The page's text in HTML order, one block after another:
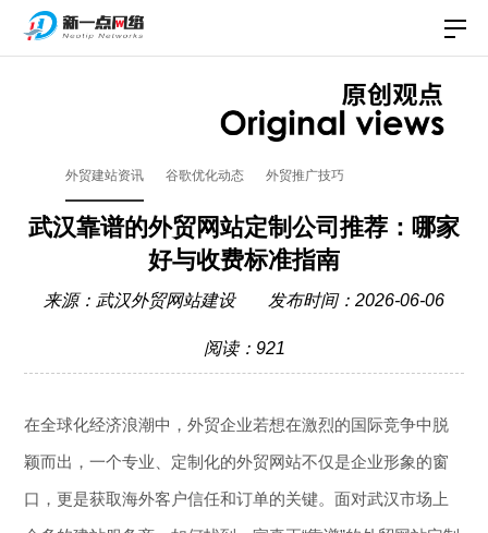
外贸建站资讯 谷歌优化动态 外贸推广技巧
武汉靠谱的外贸网站定制公司推荐：哪家
好与收费标准指南
来源： 武汉外贸网站建设 发布时间：2026-06-06
阅读：921
在全球化经济浪潮中，外贸企业若想在激烈的国际竞争中脱
颖而出，一个专业、定制化的外贸网站不仅是企业形象的窗
口，更是获取海外客户信任和订单的关键。面对武汉市场上